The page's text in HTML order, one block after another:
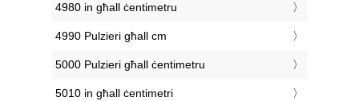
4980 in għall ċentimetru
4990 Pulzieri għall cm
5000 Pulzieri għall ċentimetru
5010 in għall ċentimetri